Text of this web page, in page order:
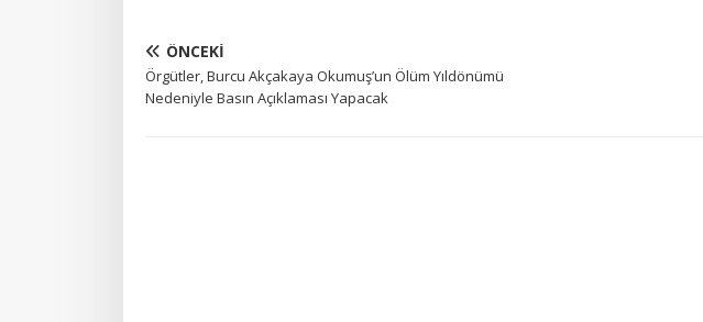
ÖNCEKI
Örgütler, Burcu Akçakaya Okumuş’un Ölüm Yıldönümü
Nedeniyle Basın Açıklaması Yapacak